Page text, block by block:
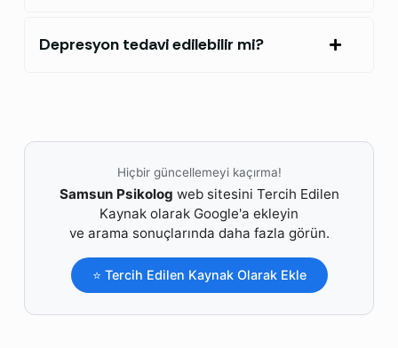
Depresyon tedavi edilebilir mi?
Hiçbir güncellemeyi kaçırma!
Samsun Psikolog web sitesini Tercih Edilen
Kaynak olarak Google'a ekleyin
ve arama sonuçlarında daha fazla görün.
⭐ Tercih Edilen Kaynak Olarak Ekle